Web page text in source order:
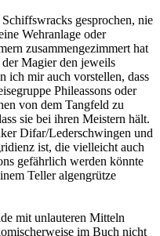
gesprochen, nie
Wehranlage oder
zusammengezimmert hat
Magier den jeweils
ich mir auch vorstellen, dass
Phileassons oder
von dem Tangfeld zu
sie bei ihren Meistern hält.
Difar/Lederschwingen und
ist, die vielleicht auch
gefährlich werden könnte
Teller algengrütze
mit unlauteren Mitteln
im Buch nicht